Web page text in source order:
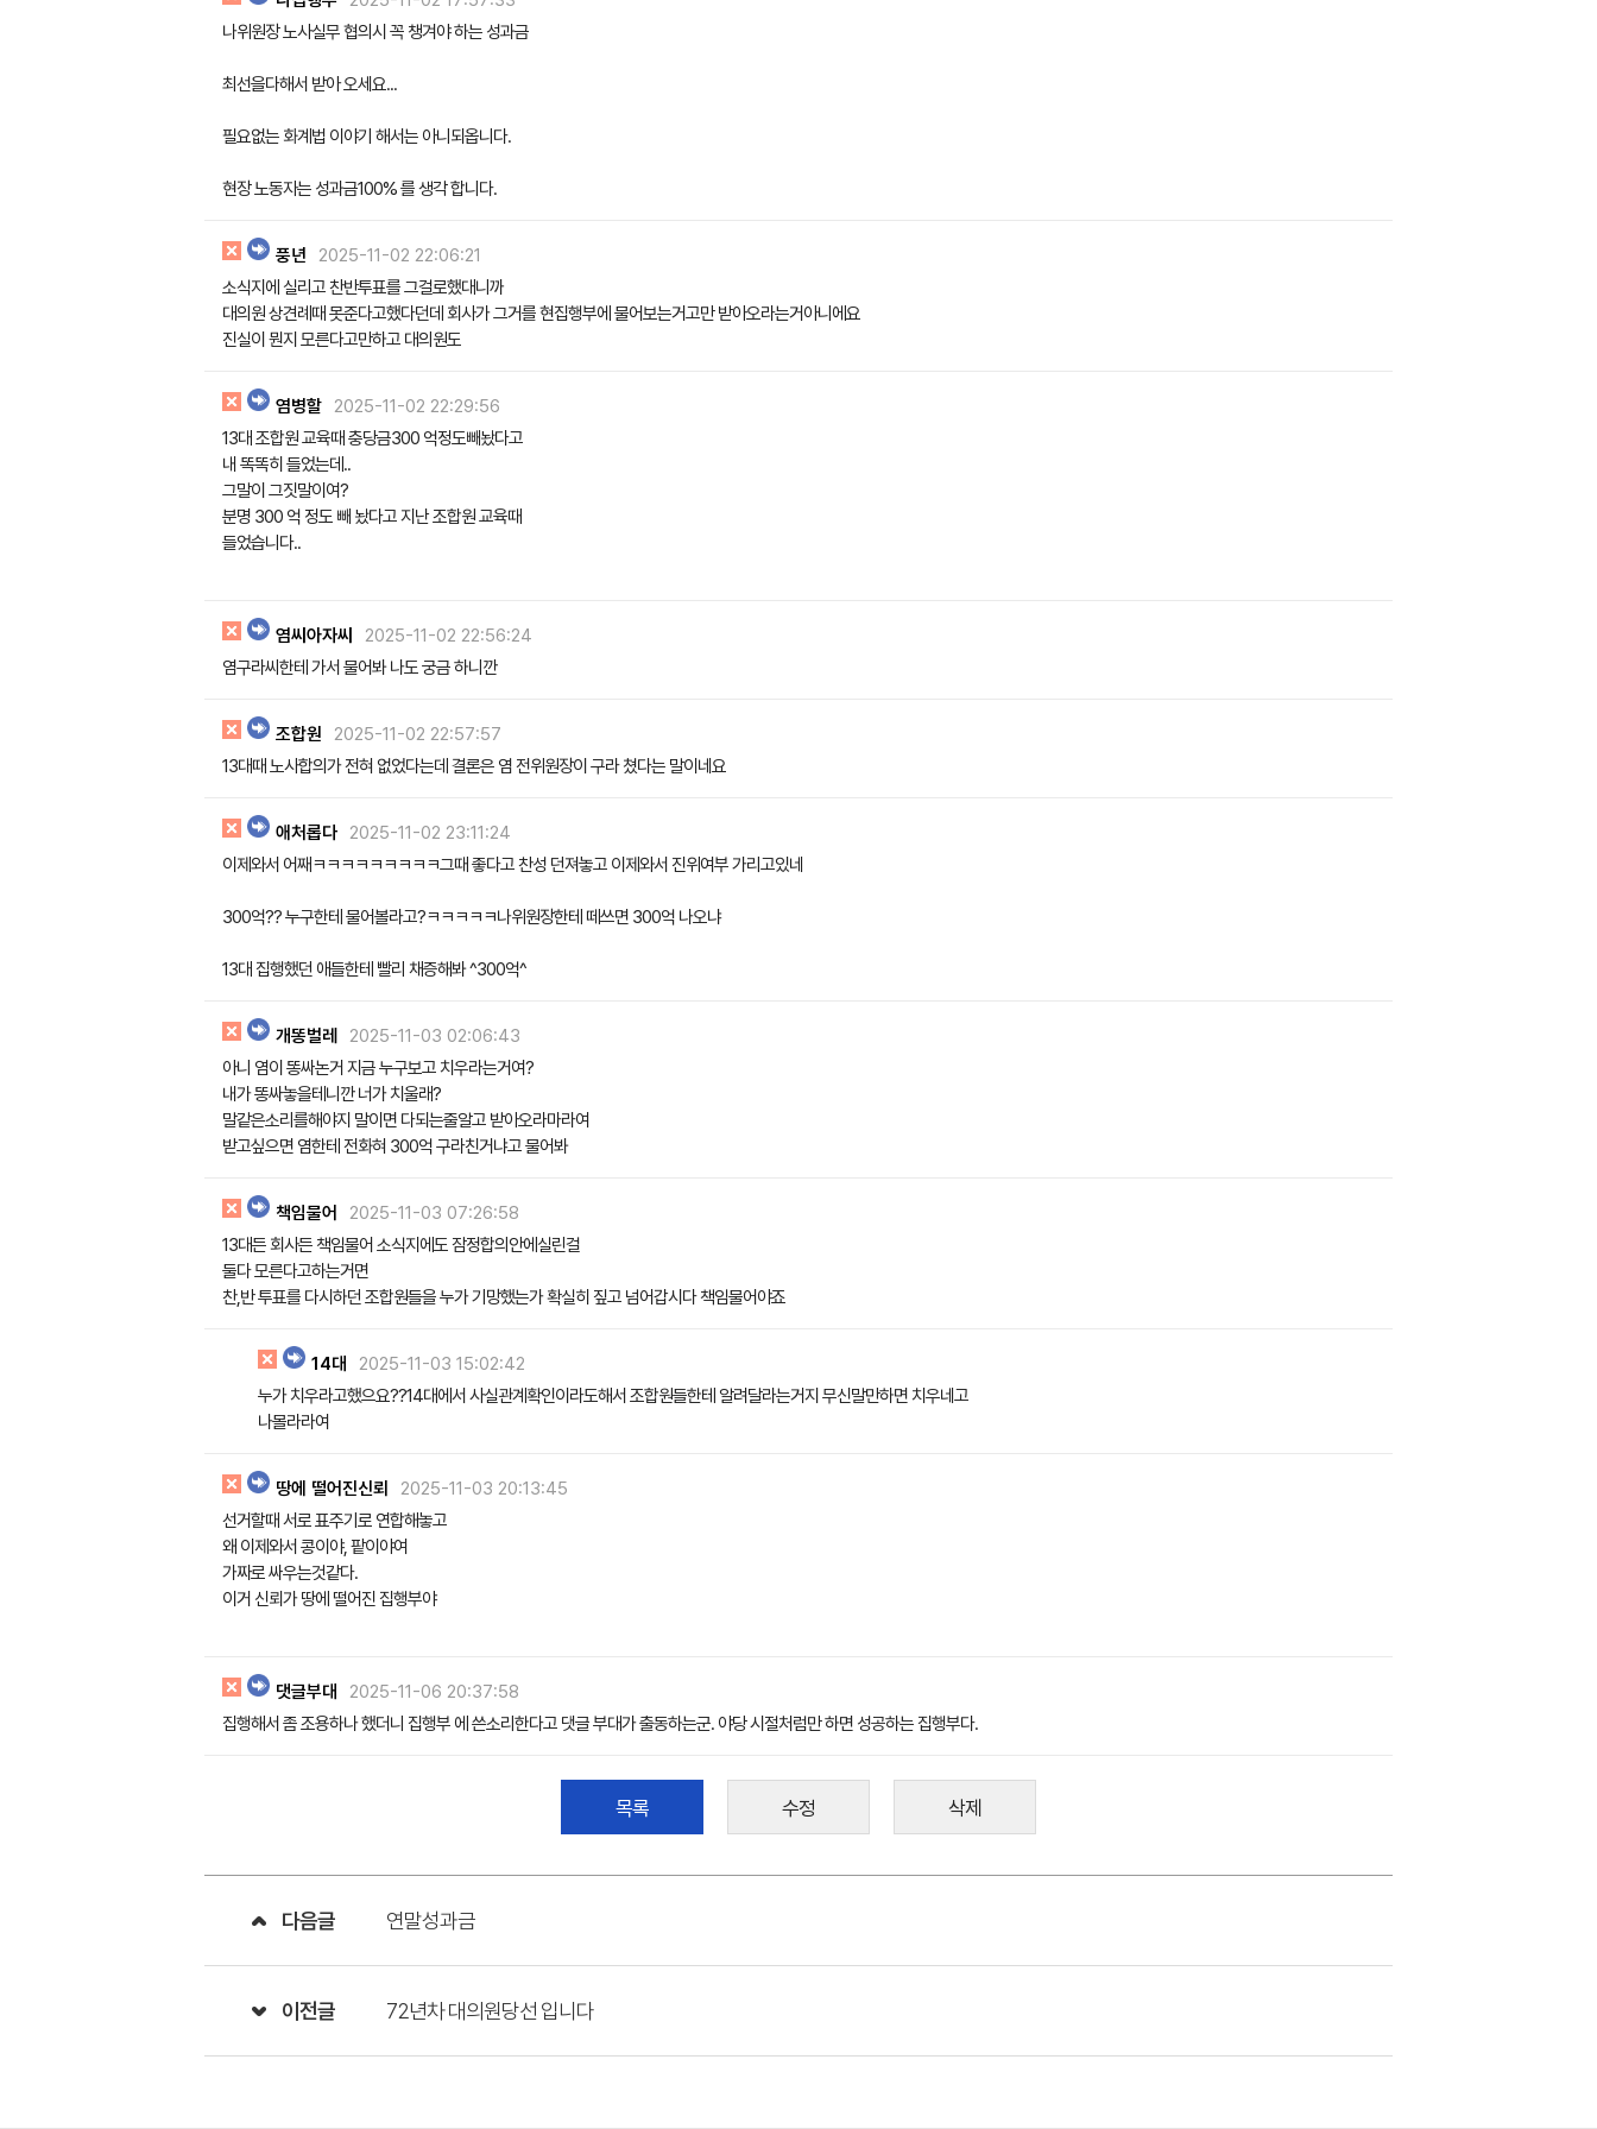
나위원장 노사실무 협의시 꼭 챙겨야 하는 성과금
최선을다해서 받아 오세요...
필요없는 화계법 이야기 해서는 아니되옵니다.
현장 노동자는 성과금100% 를 생각 합니다.
풍년
2025-11-02 22:06:21
소식지에 실리고 찬반투표를 그걸로했대니까
대의원 상견례때 못준다고했다던데 회사가 그거를 현집행부에 물어보는거고만 받아오라는거아니에요
진실이 뭔지 모른다고만하고 대의원도
염병할
2025-11-02 22:29:56
13대 조합원 교육때 충당금300 억정도빼놨다고
내 똑똑히 들었는데..
그말이 그짓말이여?
분명 300 억 정도 빼 놨다고 지난 조합원 교육때
들었습니다..
염씨아자씨
2025-11-02 22:56:24
염구라씨한테 가서 물어봐 나도 궁금 하니깐
조합원
2025-11-02 22:57:57
13대때 노사합의가 전혀 없었다는데 결론은 염 전위원장이 구라 쳤다는 말이네요
애처롭다
2025-11-02 23:11:24
이제와서 어째ㅋㅋㅋㅋㅋㅋㅋㅋㅋ그때 좋다고 찬성 던져놓고 이제와서 진위여부 가리고있네
300억?? 누구한테 물어볼라고?ㅋㅋㅋㅋㅋ나위원장한테 떼쓰면 300억 나오냐
13대 집행했던 애들한테 빨리 채증해봐 ^300억^
개똥벌레
2025-11-03 02:06:43
아니 염이 똥싸논거 지금 누구보고 치우라는거여?
내가 똥싸놓을테니깐 너가 치울래?
말같은소리를해야지 말이면 다되는줄알고 받아오라마라여
받고싶으면 염한테 전화혀 300억 구라친거냐고 물어봐
책임물어
2025-11-03 07:26:58
13대든 회사든 책임물어 소식지에도 잠정합의안에실린걸
둘다 모른다고하는거면
찬,반 투표를 다시하던 조합원들을 누가 기망했는가 확실히 짚고 넘어갑시다 책임물어야죠
14대
2025-11-03 15:02:42
누가 치우라고했으요??14대에서 사실관계확인이라도해서 조합원들한테 알려달라는거지 무신말만하면 치우네고
나몰라라여
땅에 떨어진신뢰
2025-11-03 20:13:45
선거할때 서로 표주기로 연합해놓고
왜 이제와서 콩이야, 팥이야여
가짜로 싸우는것같다.
이거 신뢰가 땅에 떨어진 집행부야
댓글부대
2025-11-06 20:37:58
집행해서 좀 조용하나 했더니 집행부 에 쓴소리한다고 댓글 부대가 출동하는군. 야당 시절처럼만 하면 성공하는 집행부다.
목록 수정 삭제
다음글 연말성과금
이전글 72년차 대의원당선 입니다